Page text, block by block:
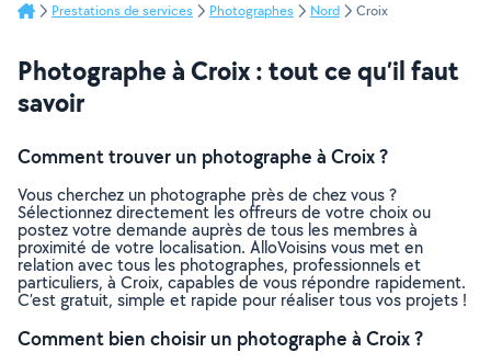
Prestations de services Photographes Nord Croix
Photographe à Croix : tout ce qu’il faut
savoir
Comment trouver un photographe à Croix ?
Vous cherchez un photographe près de chez vous ?
Sélectionnez directement les offreurs de votre choix ou
postez votre demande auprès de tous les membres à
proximité de votre localisation. AlloVoisins vous met en
relation avec tous les photographes, professionnels et
particuliers, à Croix, capables de vous répondre rapidement.
C’est gratuit, simple et rapide pour réaliser tous vos projets !
Comment bien choisir un photographe à Croix ?